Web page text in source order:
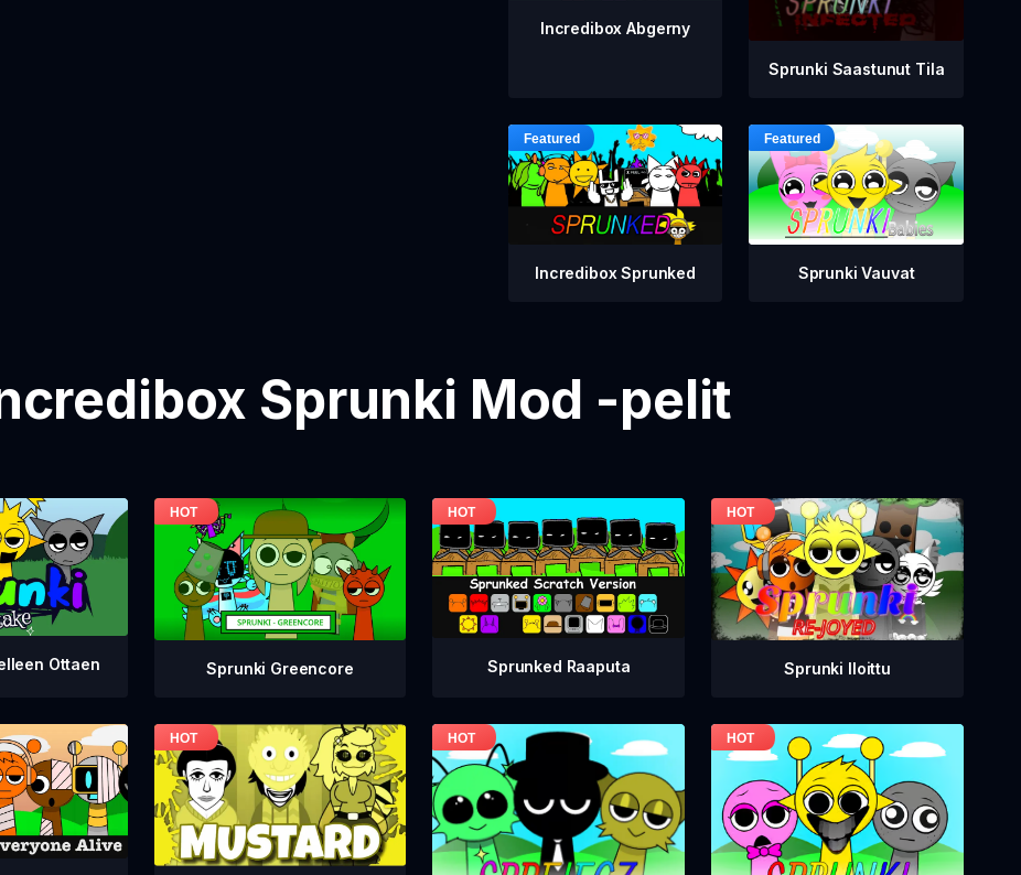
Incredibox Abgerny
Sprunki Saastunut Tila
Incredibox Sprunked Sprunki Vauvat
Sprunki Mod -pelit
Ottaen Sprunki Greencore Sprunked Raaputa Sprunki Iloittu